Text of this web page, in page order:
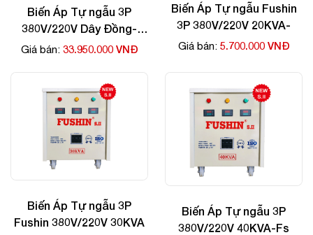
Biến Áp Tự ngẫu 3P
380V/220V Dây Đồng-
70kva
Giá bán: 33.950.000 VNĐ
Biến Áp Tự ngẫu Fushin
3P 380V/220V 20KVA-
Giá bán: 5.700.000 VNĐ
Biến Áp Tự ngẫu 3P
Fushin 380V/220V 30KVA
Biến Áp Tự ngẫu 3P
380V/220V 40KVA-Fs